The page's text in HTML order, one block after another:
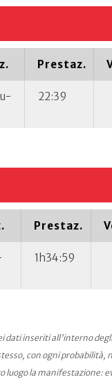
Prestaz.
22:39
Prestaz.
1h34:59
dati inseriti all'interno
con ogni probabilità,
la manifestazione: